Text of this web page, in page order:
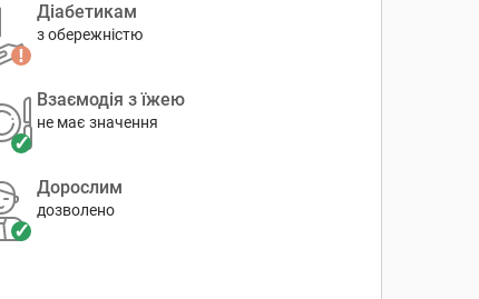
Діабетикам
з обережністю
Взаємодія з їжею
не має значення
Дорослим
дозволено